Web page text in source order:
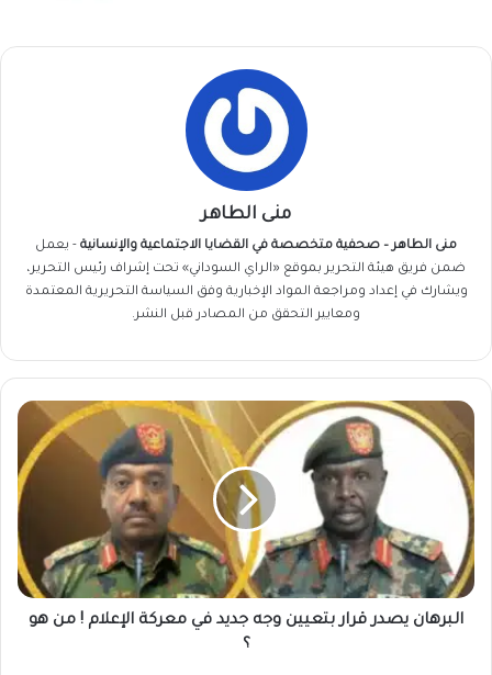
منى الطاهر
منى الطاهر – صحفية متخصصة في القضايا الاجتماعية والإنسانية - يعمل
ضمن فريق هيئة التحرير بموقع «الراي السوداني» تحت إشراف رئيس التحرير،
ويشارك في إعداد ومراجعة المواد الإخبارية وفق السياسة التحريرية المعتمدة
ومعايير التحقق من المصادر قبل النشر.
البرهان
يصدر
قرار
بتعيين
وجه
في
معركة
الإعلام
البرهان يصدر قرار بتعيين وجه جديد في معركة الإعلام ! من هو
؟